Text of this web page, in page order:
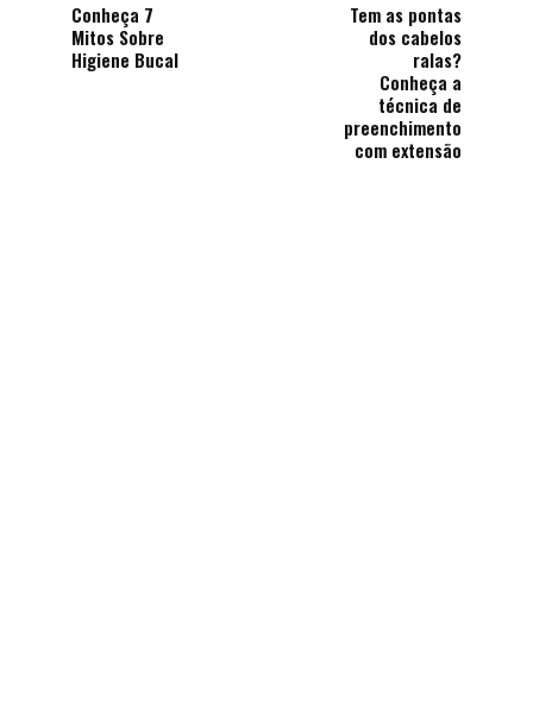
Conheça 7
Mitos Sobre
Higiene Bucal
Tem as pontas
dos cabelos
ralas?
Conheça a
técnica de
preenchimento
com extensão